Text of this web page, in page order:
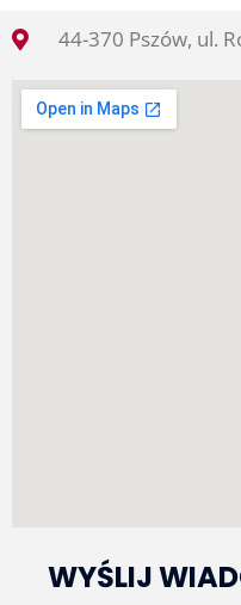
44-370 Pszów, ul.
WYŚLIJ